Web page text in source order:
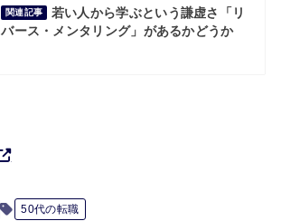
関連記事
若い人から学ぶという謙虚さ「リ
バース・メンタリング」があるかどうか
50代の転職